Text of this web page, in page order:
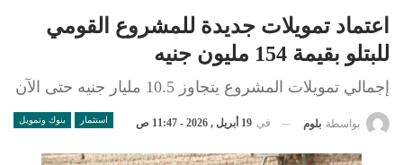
اعتماد تمويلات جديدة للمشروع القومي
للبتلو بقيمة 154 مليون جنيه
إجمالي تمويلات المشروع يتجاوز 10.5 مليار جنيه حتى الآن
استثمار بنوك وتمويل بواسطة بلوم في 19 أبريل , 2026 - 11:47 ص